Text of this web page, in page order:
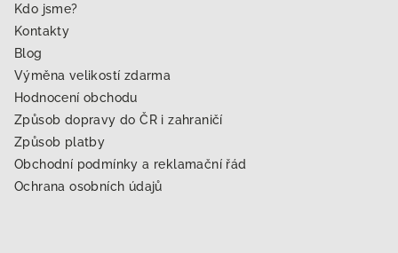
Kdo jsme?
Kontakty
Blog
Výměna velikostí zdarma
Hodnocení obchodu
Způsob dopravy do ČR i zahraničí
Způsob platby
Obchodní podmínky a reklamační řád
Ochrana osobních údajů